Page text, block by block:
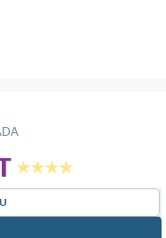
★★★★